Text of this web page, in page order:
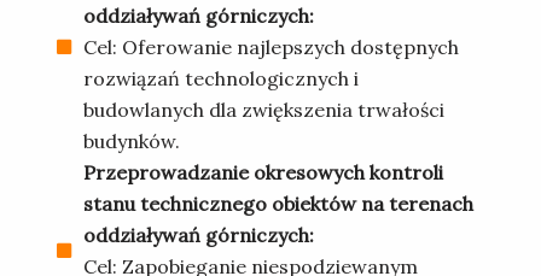
oddziaływań górniczych:
Cel: Oferowanie najlepszych dostępnych
rozwiązań technologicznych i
budowlanych dla zwiększenia trwałości
budynków.
Przeprowadzanie okresowych kontroli
stanu technicznego obiektów na terenach
oddziaływań górniczych:
Cel: Zapobieganie niespodziewanym